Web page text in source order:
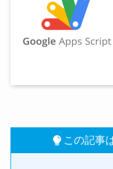
この記事